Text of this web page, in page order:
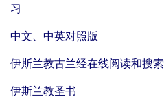
习
中文、中英对照版
伊斯兰教古兰经在线阅读和搜索
伊斯兰教圣书